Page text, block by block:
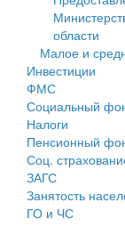
Социальная
Фотоальбом
Муниципальные
Проекты
среднего
Контрольно-
Персональные
Оценка
области
Малое и
Инвестиции
ФМС
Социальный
Налоги
Пенсионный
Соц.
ЗАГС
Занятость
ГО и ЧС